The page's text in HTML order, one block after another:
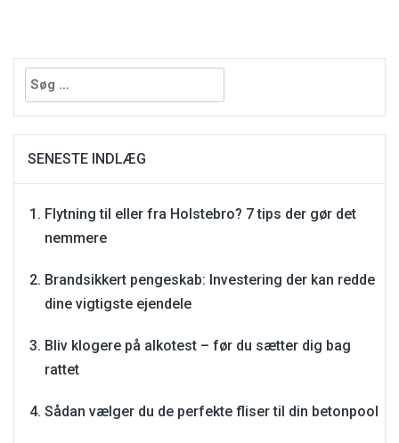
Søg
efter:
SENESTE INDLÆG
Flytning til eller fra Holstebro? 7 tips der gør det
nemmere
Brandsikkert pengeskab: Investering der kan redde
dine vigtigste ejendele
Bliv klogere på alkotest – før du sætter dig bag
rattet
Sådan vælger du de perfekte fliser til din betonpool